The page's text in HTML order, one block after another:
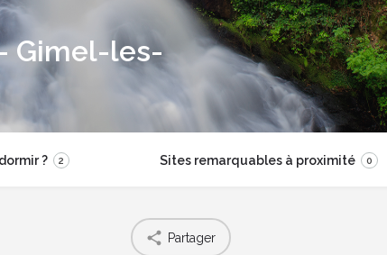
Gimel-les-
? 2 Sites remarquables à proximité 0
Partager